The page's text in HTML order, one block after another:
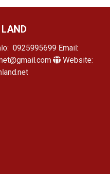
LAND
0925995699 Email:
Website: